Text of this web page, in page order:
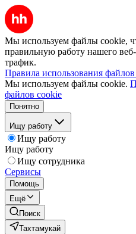
Мы используем файлы cookie,
правильную работу нашего
трафик.
Правила использования
Мы используем файлы cookie.
файлов cookie
Понятно
Ищу работу
Ищу работу
Ищу работу
Ищу сотрудника
Сервисы
Помощь
Ещё
Поиск
Тахтамукай